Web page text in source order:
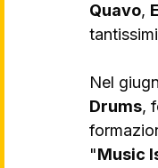
Quavo,
Nel
Drums,
"Music